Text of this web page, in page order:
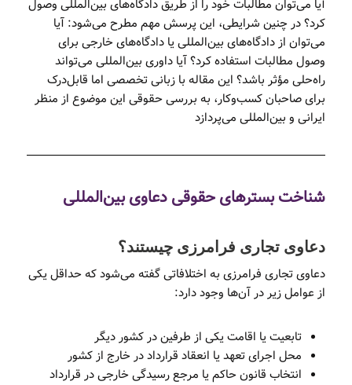
آیا می‌توان مطالبات خود را از طریق دادگاه‌های بین‌المللی وصول
کرد؟ در چنین شرایطی، این پرسش مهم مطرح می‌شود: آیا
می‌توان از دادگاه‌های بین‌المللی یا دادگاه‌های خارجی برای
وصول مطالبات استفاده کرد؟ آیا داوری بین‌المللی می‌تواند
راه‌حلی مؤثر باشد؟ این مقاله با زبانی تخصصی اما قابل‌درک
برای صاحبان کسب‌وکار، به بررسی حقوقی این موضوع از منظر
ایرانی و بین‌المللی می‌پردازد
شناخت بسترهای حقوقی دعاوی بین‌المللی
دعاوی تجاری فرامرزی چیستند؟
دعاوی تجاری فرامرزی به اختلافاتی گفته می‌شود که حداقل یکی
از عوامل زیر در آن‌ها وجود دارد:
تابعیت یا اقامت یکی از طرفین در کشور دیگر
محل اجرای تعهد یا انعقاد قرارداد در خارج از کشور
انتخاب قانون حاکم یا مرجع رسیدگی خارجی در قرارداد